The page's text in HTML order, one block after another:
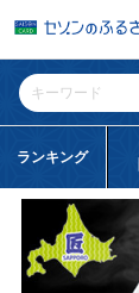
ランキング